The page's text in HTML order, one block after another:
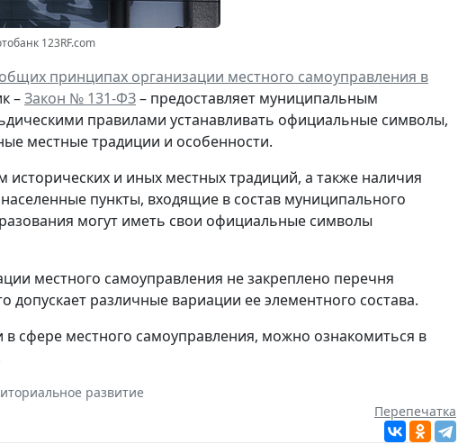
123RF.com
принципах организации местного самоуправления в
–Закон № 131-ФЗ– предоставляет муниципальным
правилами устанавливать официальные символы,
местные традиции и особенности.
и иных местных традиций, а также наличия
пункты, входящие в состав муниципального
могут иметь свои официальные символы
местного самоуправления не закреплено перечня
различные вариации ее элементного состава.
сфере местного самоуправления, можно ознакомиться в
развитие
Перепечатка